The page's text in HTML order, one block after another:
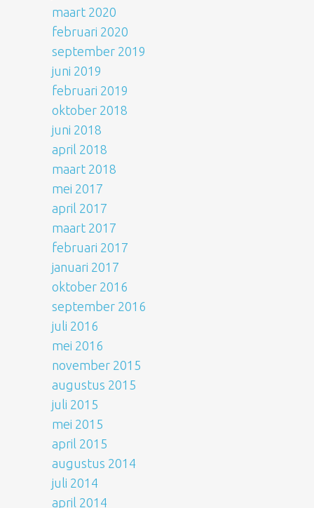
maart 2020
februari 2020
september 2019
juni 2019
februari 2019
oktober 2018
juni 2018
april 2018
maart 2018
mei 2017
april 2017
maart 2017
februari 2017
januari 2017
oktober 2016
september 2016
juli 2016
mei 2016
november 2015
augustus 2015
juli 2015
mei 2015
april 2015
augustus 2014
juli 2014
april 2014